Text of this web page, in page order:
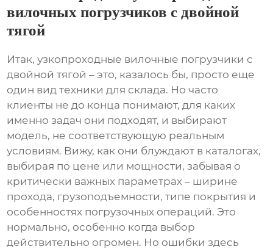
вилочных погрузчиков с двойной
тягой
Итак,узкопроходные вилочные погрузчики с
двойной тягой – это, казалось бы, просто еще
один вид техники для склада. Но часто
клиенты не до конца понимают, для каких
именно задач они подходят, и выбирают
модель, не соответствующую реальным
условиям. Вижу, как они блуждают в каталогах,
выбирая по цене или мощности, забывая о
критически важных параметрах – ширине
прохода, грузоподъемности, типе покрытия и
особенностях погрузочных операций. Это
нормально, особенно когда выбор
действительно огромен. Но ошибки здесь